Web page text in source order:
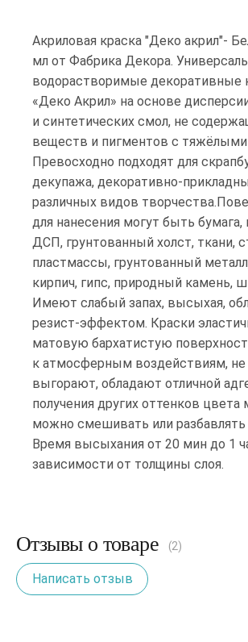
Акриловая краска "Деко акрил"-
мл от Фабрика Декора.
водорастворимые декоративные
«Деко Акрил» на основе
и синтетических смол, не
веществ и пигментов с тяжёлыми
Превосходно подходят для
декупажа, декоративно-
различных видов
для нанесения могут быть
ДСП, грунтованный холст, ткани,
пластмассы, грунтованный
кирпич, гипс, природный камень,
Имеют слабый запах, высыхая,
резист-эффектом. Краски
матовую бархатистую
к атмосферным воздействиям,
выгорают, обладают отличной
получения других оттенков
можно смешивать или разбавлять
Время высыхания от 20 мин до 1
зависимости от толщины слоя.
Отзывы о товаре (2)
Написать отзыв